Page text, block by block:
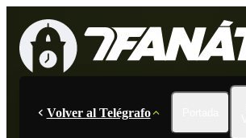
Volver al Telégrafo